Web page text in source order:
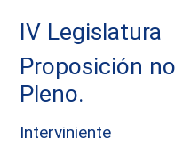
IV Legislatura
Proposición
Pleno.
Interviniente